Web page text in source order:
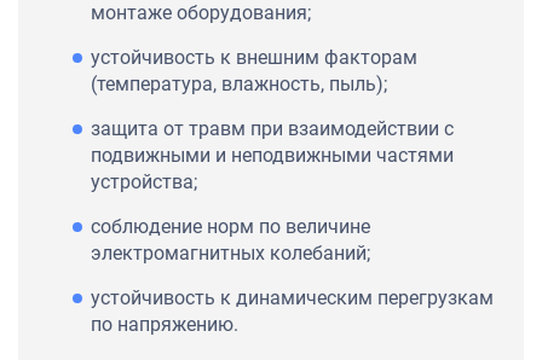
монтаже оборудования;
устойчивость к внешним факторам
(температура, влажность, пыль);
защита от травм при взаимодействии с
подвижными и неподвижными частями
устройства;
соблюдение норм по величине
электромагнитных колебаний;
устойчивость к динамическим перегрузкам
по напряжению.